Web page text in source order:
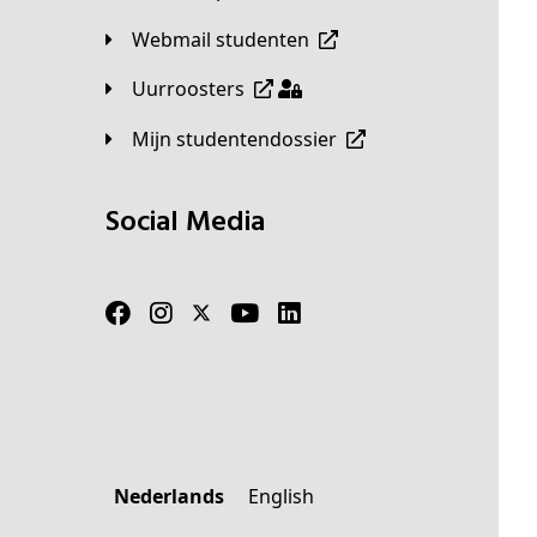
Webmail studenten
Uurroosters
Mijn studentendossier
Social Media
Nederlands English